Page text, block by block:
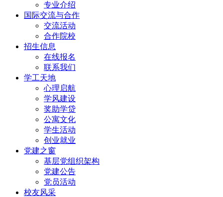
专业介绍
国际交流与合作
交流活动
合作院校
招生信息
在线报名
联系我们
学工天地
心理启航
学风建设
奖助学贷
公寓文化
学生活动
创业就业
党建之窗
基层党组织架构
党建公告
党员活动
校友风采